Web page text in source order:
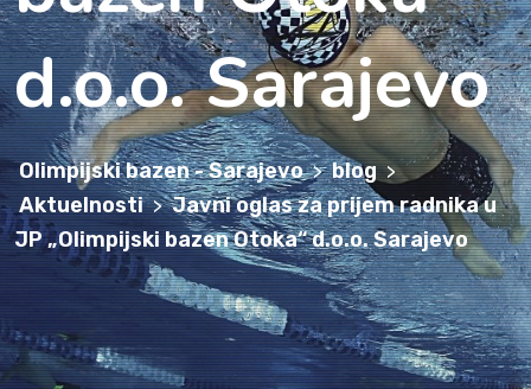
d.o.o. Sarajevo
Olimpijski bazen - Sarajevo > blog >
Aktuelnosti > Javni oglas za prijem radnika u
JP „Olimpijski bazen Otoka“ d.o.o. Sarajevo